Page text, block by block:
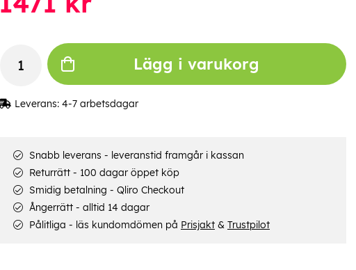
Lägg i varukorg
Leverans: 4-7 arbetsdagar
Snabb leverans - leveranstid framgår i kassan
Returrätt - 100 dagar öppet köp
Smidig betalning - Qliro Checkout
Ångerrätt - alltid 14 dagar
Pålitliga - läs kundomdömen på Prisjakt& Trustpilot